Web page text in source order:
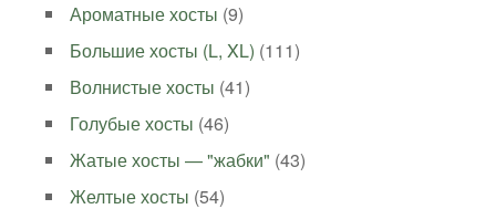
Ароматные хосты (9)
Большие хосты (L, XL) (111)
Волнистые хосты (41)
Голубые хосты (46)
Жатые хосты — "жабки" (43)
Желтые хосты (54)